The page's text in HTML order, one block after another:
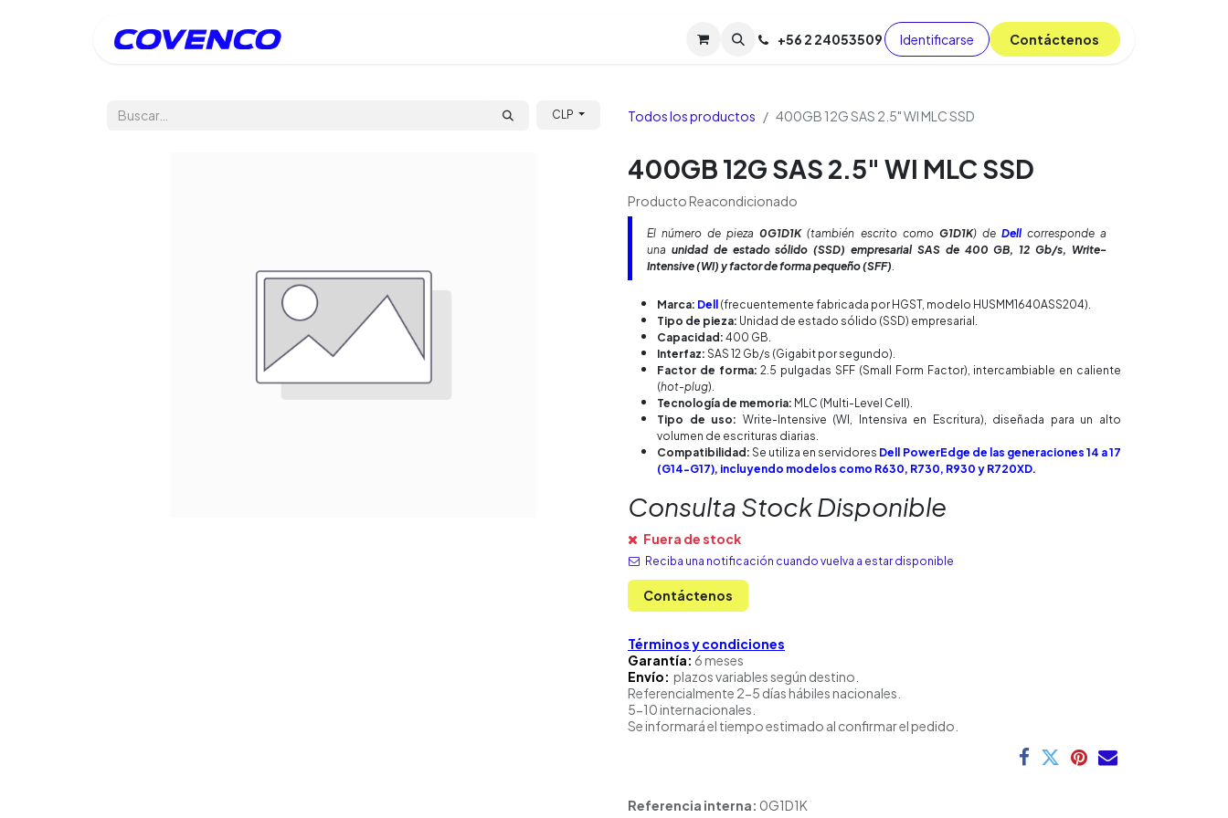
Soporte TPM (CL) Tienda Cursos Blog
+56 2 24053509 Identificarse C​​​​ont​​​​áct​​​​​​en​​​​​​os
CLP Todos los productos 400GB 12G SAS 2.5" WI MLC SSD
400GB 12G SAS 2.5" WI MLC SSD
Producto Reacondicionado
El número de pieza0G1D1K(también escrito como G1D1K) de Dellcorresponde a
una unidad de estado sólido (SSD) empresarial SAS de 400 GB, 12 Gb/s, Write-
Intensive (WI) y factor de forma pequeño (SFF).
Marca: Dell
(frecuentemente fabricada por HGST, modelo HUSMM1640ASS204).
Tipo de pieza: Unidad de estado sólido (SSD) empresarial.
Capacidad: 400 GB.
Interfaz: SAS 12 Gb/s (Gigabit por segundo).
Factor de forma: 2.5 pulgadas SFF (Small Form Factor), intercambiable en caliente
(hot-plug).
Tecnología de memoria: MLC (Multi-Level Cell).
Tipo de uso: Write-Intensive (WI, Intensiva en Escritura), diseñada para un alto
volumen de escrituras diarias.
Compatibilidad: Se utiliza en servidores Dell PowerEdge de las generaciones 14 a 17
(G14-G17), incluyendo modelos como R630, R730, R930 y R720XD.
Consulta Stock Disponible
Fuera de stock
Reciba una notificación cuando vuelva a estar disponible
Contáctenos
Términos y condiciones
Garantía: 6 meses
Envío: plazos variables según destino.
Referencialmente 2-5 días hábiles nacionales.
5-10 internacionales.
Se informará el tiempo estimado al confirmar el pedido.
Referencia interna: 0G1D1K